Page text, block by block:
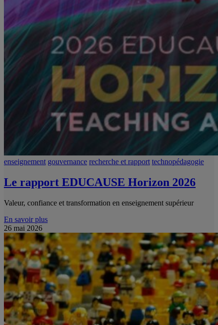
enseignement gouvernance recherche et rapport technopédagogie
Le rapport EDUCAUSE Horizon 2026
Valeur, confiance et transformation en enseignement supérieur
En savoir plus
26 mai 2026